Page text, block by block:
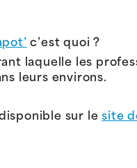
c’est quoi ?
laquelle les
leurs environs.
sur lesite